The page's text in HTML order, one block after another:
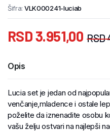
Šifra: VLK000241-luciab
RSD
RSD3.951,00
Opis
Lucia set je jedan od
venčanje,mladence i ostale
poželite da iznenadite osobu
vašu želju ostvari na najlepši